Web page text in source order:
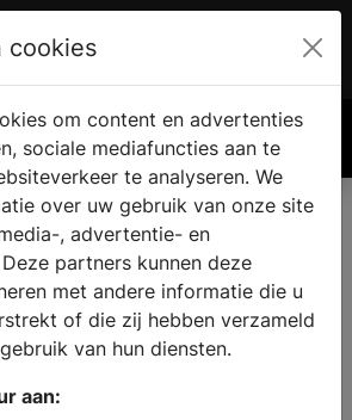
€ 0.00
showroom in
winkel vindt u complete
cookies
om content en advertenties
sociale mediafuncties aan te
te analyseren. We
over uw gebruik van onze site
, advertentie- en
partners kunnen deze
met andere informatie die u
of die zij hebben verzameld
van hun diensten.
aan: